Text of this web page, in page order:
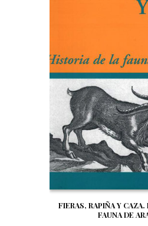
FIERAS, RAPIÑA Y
FAUNA DE